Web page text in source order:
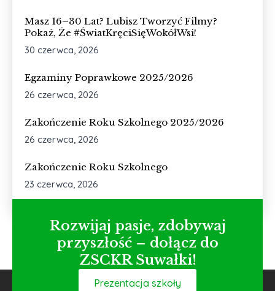
Masz 16–30 Lat? Lubisz Tworzyć Filmy?
Pokaż, Że #ŚwiatKręciSięWokółWsi!
30 czerwca, 2026
Egzaminy Poprawkowe 2025/2026
26 czerwca, 2026
Zakończenie Roku Szkolnego 2025/2026
26 czerwca, 2026
Zakończenie Roku Szkolnego
23 czerwca, 2026
Rozwijaj pasje, zdobywaj
przyszłość – dołącz do
ZSCKR Suwałki!
Prezentacja szkoły